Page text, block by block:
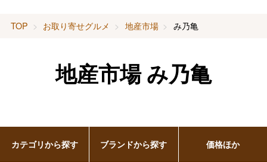
TOP お取り寄せグルメ 地産市場 み乃亀
地産市場 み乃亀
カテゴリから探す ブランドから探す 価格ほか